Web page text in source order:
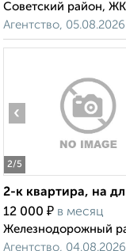
Советский район,
Агентство, 05.08.2026
2/5
‹
2-к квартира, на
12 000 ₽ в месяц
Железнодорожный
Агентство, 04.08.2026